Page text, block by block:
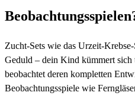
Zucht-Sets wie das Urzeit-
Geduld – dein Kind kümmert sich
beobachtet deren kompletten
Beobachtungsspiele wie